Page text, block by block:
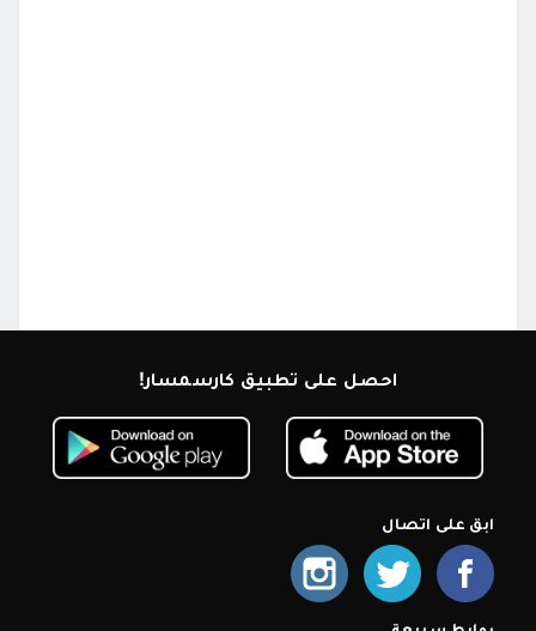
احصل على تطبيق كارسمسار!
ابق على اتصال